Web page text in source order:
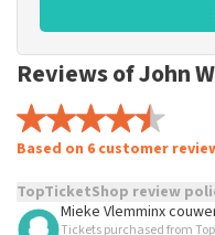
Reviews of John
Based on 6 customer
TopTicketShop review
Mieke Vlemminx
Tickets purchased from